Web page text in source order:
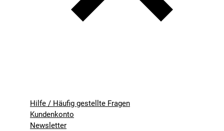
Hilfe / Häufig gestellte Fragen
Kundenkonto
Newsletter